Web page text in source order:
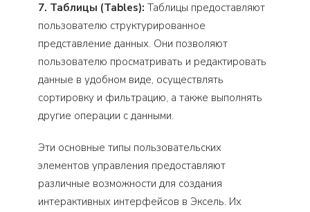
7. Таблицы (Tables): Таблицы предоставляют
пользователю структурированное
представление данных. Они позволяют
пользователю просматривать и редактировать
данные в удобном виде, осуществлять
сортировку и фильтрацию, а также выполнять
другие операции с данными.
Эти основные типы пользовательских
элементов управления предоставляют
различные возможности для создания
интерактивных интерфейсов в Эксель. Их